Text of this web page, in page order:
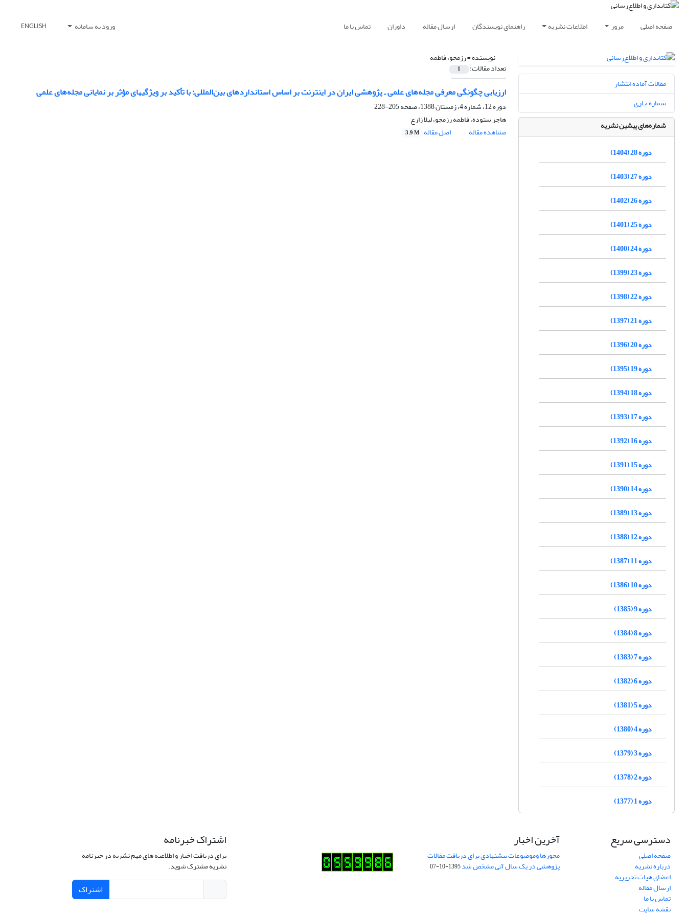
صفحه اصلی مرور اطلاعات نشریه راهنمای نویسندگان ارسال مقاله داوران تماس با ما ورود به سامانه ENGLISH
نویسنده =رزمجو، فاطمه
تعداد مقالات: 1
ارزیابی چگونگی معرفی مجله‌های علمی ـ پژوهشی ایران در اینترنت بر اساس استانداردهای بین‌المللی: با تأکید بر ویژگیهای مؤثر بر نمایانی مجله‌های علمی
دوره 12، شماره 4، زمستان 1388، صفحه
205-228
هاجر ستوده، فاطمه رزمجو، لیلا زارع
مشاهده مقاله
اصل مقاله 3.9 M
مقالات آماده انتشار
شماره جاری
شماره‌های پیشین نشریه
دوره 28 (1404)
دوره 27 (1403)
دوره 26 (1402)
دوره 25 (1401)
دوره 24 (1400)
دوره 23 (1399)
دوره 22 (1398)
دوره 21 (1397)
دوره 20 (1396)
دوره 19 (1395)
دوره 18 (1394)
دوره 17 (1393)
دوره 16 (1392)
دوره 15 (1391)
دوره 14 (1390)
دوره 13 (1389)
دوره 12 (1388)
دوره 11 (1387)
دوره 10 (1386)
دوره 9 (1385)
دوره 8 (1384)
دوره 7 (1383)
دوره 6 (1382)
دوره 5 (1381)
دوره 4 (1380)
دوره 3 (1379)
دوره 2 (1378)
دوره 1 (1377)
دسترسی سریع
صفحه اصلی
درباره نشریه
اعضای هیات تحریریه
ارسال مقاله
تماس با ما
نقشه سایت
آخرین اخبار
محورها وموضوعات پیشنهادی برای دریافت مقالات
پژوهشی در یک سال آتی مشخص شد1395-10-07
اشتراک خبرنامه
برای دریافت اخبار و اطلاعیه های مهم نشریه در خبرنامه
نشریه مشترک شوید.
اشتراک